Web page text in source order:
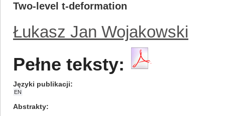
Two-level t-deformation
Łukasz Jan Wojakowski
Pełne teksty:
Języki publikacji
EN
Abstrakty